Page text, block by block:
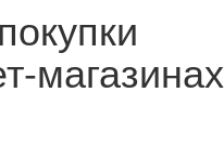
магазинах